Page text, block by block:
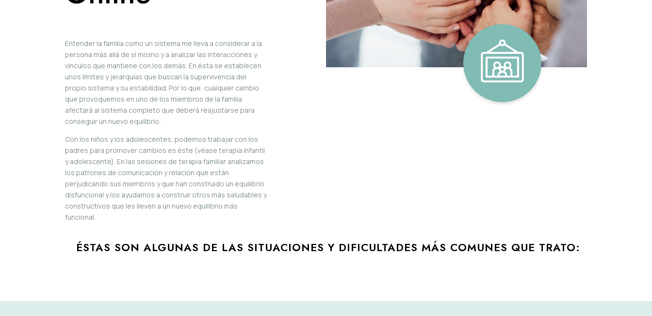
Entender la familia como un sistema me lleva a considerar a la
persona más allá de sí mismo y a analizar las interacciones y
vínculos que mantiene con los demás. En ésta se establecen
unos límites y jerarquías que buscan la supervivencia del
propio sistema y su estabilidad. Por lo que, cualquier cambio
que provoquemos en uno de los miembros de la familia
afectará al sistema completo que deberá reajustarse para
conseguir un nuevo equilibrio.
Con los niños y los adolescentes, podemos trabajar con los
padres para promover cambios es éste (véase terapia infantil
y adolescente). En las sesiones de terapia familiar analizamos
los patrones de comunicación y relación que están
perjudicando sus miembros y que han construido un equilibrio
disfuncional y los ayudamos a construir otros más saludables y
constructivos que les lleven a un nuevo equilibrio más
funcional.
ÉSTAS SON ALGUNAS DE LAS SITUACIONES Y DIFICULTADES MÁS COMUNES QUE TRATO: